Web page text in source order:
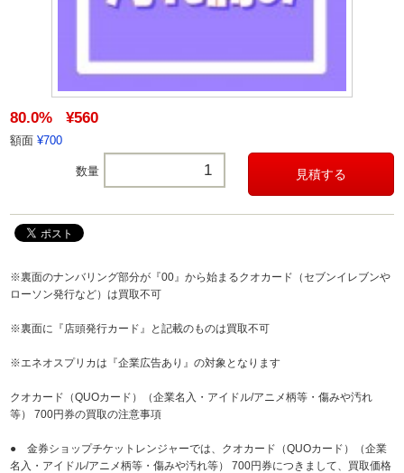
80.0% ¥560
額面 ¥700
数量
※裏面のナンバリング部分が『00』から始まるクオカード（セブンイレブンや
ローソン発行など）は買取不可
※裏面に『店頭発行カード』と記載のものは買取不可
※エネオスプリカは『企業広告あり』の対象となります
クオカード（QUOカード）（企業名入・アイドル/アニメ柄等・傷みや汚れ
等） 700円券の買取の注意事項
● 金券ショップチケットレンジャーでは、クオカード（QUOカード）（企業
名入・アイドル/アニメ柄等・傷みや汚れ等） 700円券につきまして、買取価格